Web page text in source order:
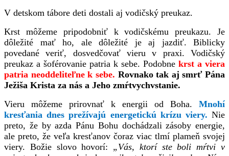
V detskom tábore deti dostali aj vodičský preukaz.
Krst môžeme pripodobniť k vodičskému preukazu. Je
dôležité mať ho, ale dôležité je aj jazdiť. Biblicky
povedané veriť, dosvedčovať vieru v praxi. Vodičský
preukaz a šoférovanie patria k sebe. Podobne krst a viera
patria neoddeliteľne k sebe. Rovnako tak aj smrť Pána
Ježiša Krista za nás a Jeho zmŕtvychvstanie.
Vieru môžeme prirovnať k energii od Boha. Mnohí
kresťania dnes prežívajú energetickú krízu viery. Nie
preto, že by azda Pánu Bohu dochádzali zásoby energie,
ale preto, že veľa kresťanov čoraz viac tlmí plameň svojej
viery. Božie slovohovorí: „ Vás, ktorí ste boli mŕtvi v